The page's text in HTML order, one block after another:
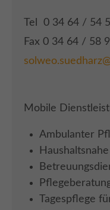
Tel 0 34 64 / 54
Fax 0 34 64 / 58
Mobile
Ambulanter
Tagespflege